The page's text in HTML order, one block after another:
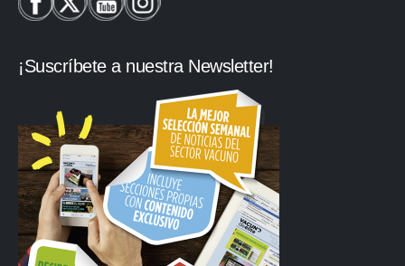
¡Suscríbete a nuestra Newsletter!